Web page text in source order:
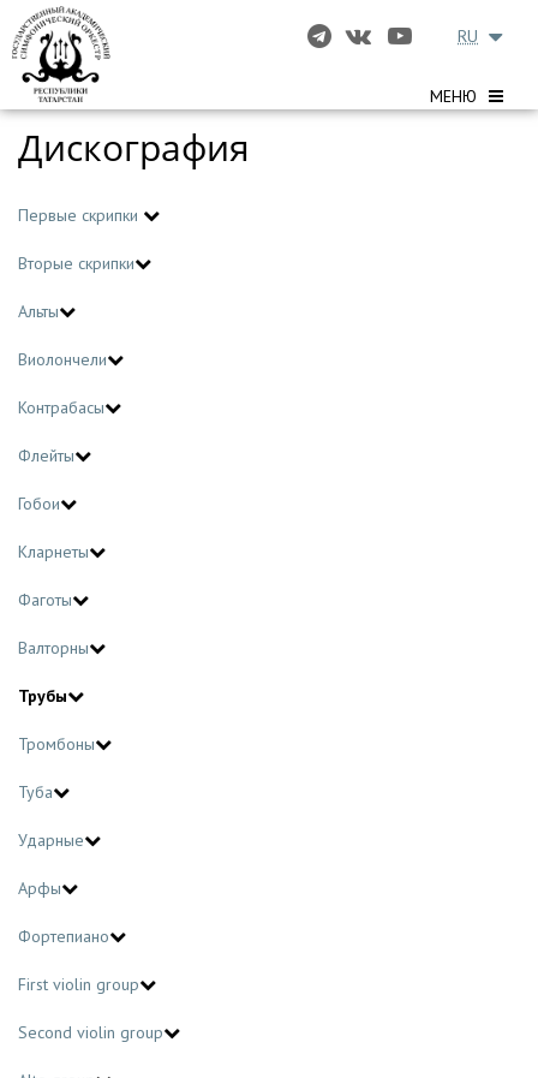
МЕНЮ
RU
Дискография
Первые скрипки
Вторые скрипки
Альты
Виолончели
Контрабасы
Флейты
Гобои
Кларнеты
Фаготы
Валторны
Трубы
Тромбоны
Туба
Ударные
Арфы
Фортепиано
First violin group
Second violin group